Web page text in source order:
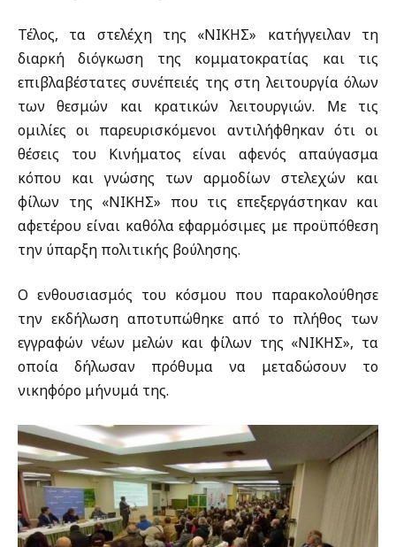
Τέλος, τα στελέχη της «ΝΙΚΗΣ» κατήγγειλαν τη
διαρκή διόγκωση της κομματοκρατίας και τις
επιβλαβέστατες συνέπειές της στη λειτουργία όλων
των θεσμών και κρατικών λειτουργιών. Με τις
ομιλίες οι παρευρισκόμενοι αντιλήφθηκαν ότι οι
θέσεις του Κινήματος είναι αφενός απαύγασμα
κόπου και γνώσης των αρμοδίων στελεχών και
φίλων της «ΝΙΚΗΣ» που τις επεξεργάστηκαν και
αφετέρου είναι καθόλα εφαρμόσιμες με προϋπόθεση
την ύπαρξη πολιτικής βούλησης.
Ο ενθουσιασμός του κόσμου που παρακολούθησε
την εκδήλωση αποτυπώθηκε από το πλήθος των
εγγραφών νέων μελών και φίλων της «ΝΙΚΗΣ», τα
οποία δήλωσαν πρόθυμα να μεταδώσουν το
νικηφόρο μήνυμά της.